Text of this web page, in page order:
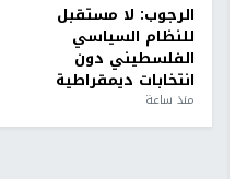
الرجوب: لا مستقبل
للنظام السياسي
الفلسطيني دون
انتخابات ديمقراطية
منذ ساعة